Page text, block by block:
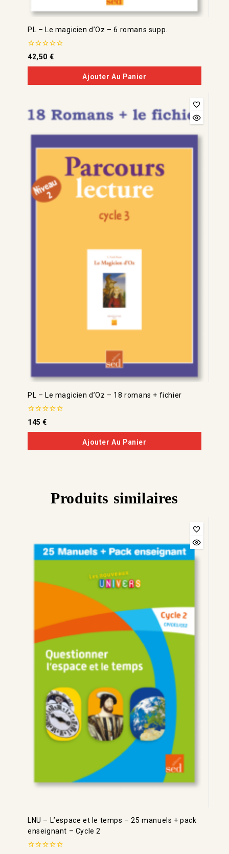
PL – Le magicien d’Oz – 6 romans supp.
0
de
5
42,50 €
Ajouter Au Panier
PL – Le magicien d’Oz – 18 romans + fichier
0
de
5
145€
Ajouter Au Panier
Produits similaires
LNU – L’espace et le temps – 25 manuels + pack
enseignant – Cycle 2